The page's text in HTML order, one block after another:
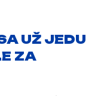
UŽ JEDU
ZA